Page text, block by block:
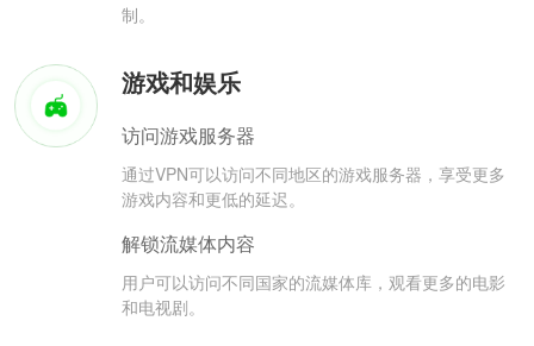
制。
游戏和娱乐
访问游戏服务器
通过VPN可以访问不同地区的游戏服务器，享受更多
游戏内容和更低的延迟。
解锁流媒体内容
用户可以访问不同国家的流媒体库，观看更多的电影
和电视剧。